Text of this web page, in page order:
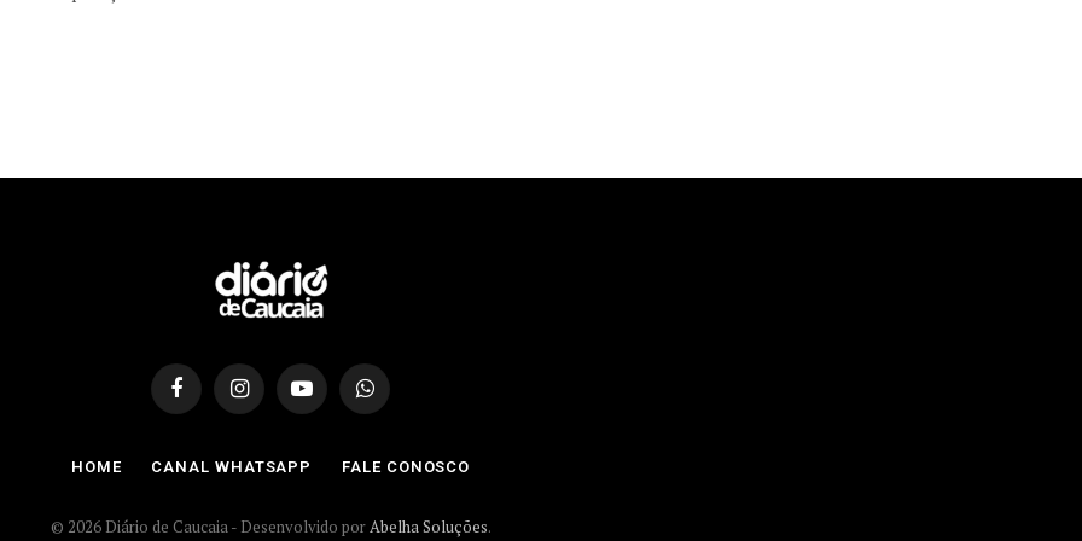
FacebookInstagramYouTubeWhatsApp
HOME CANAL WHATSAPP FALE CONOSCO
© 2026 Diário de Caucaia - Desenvolvido por Abelha Soluções.